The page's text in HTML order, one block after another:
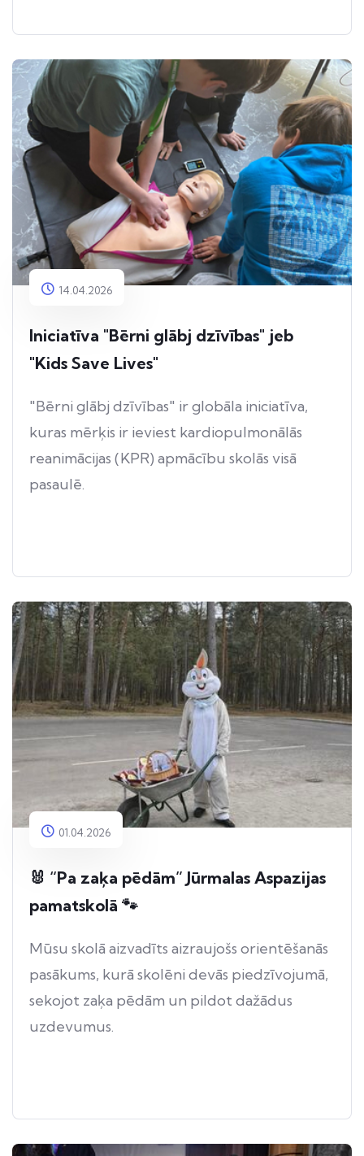
14.04.2026
Iniciatīva "Bērni glābj dzīvības" jeb
"Kids Save Lives"
"Bērni glābj dzīvības" ir globāla iniciatīva,
kuras mērķis ir ieviest kardiopulmonālās
reanimācijas (KPR) apmācību skolās visā
pasaulē.
01.04.2026
🐰 “Pa zaķa pēdām” Jūrmalas Aspazijas
pamatskolā 🐾
Mūsu skolā aizvadīts aizraujošs orientēšanās
pasākums, kurā skolēni devās piedzīvojumā,
sekojot zaķa pēdām un pildot dažādus
uzdevumus.